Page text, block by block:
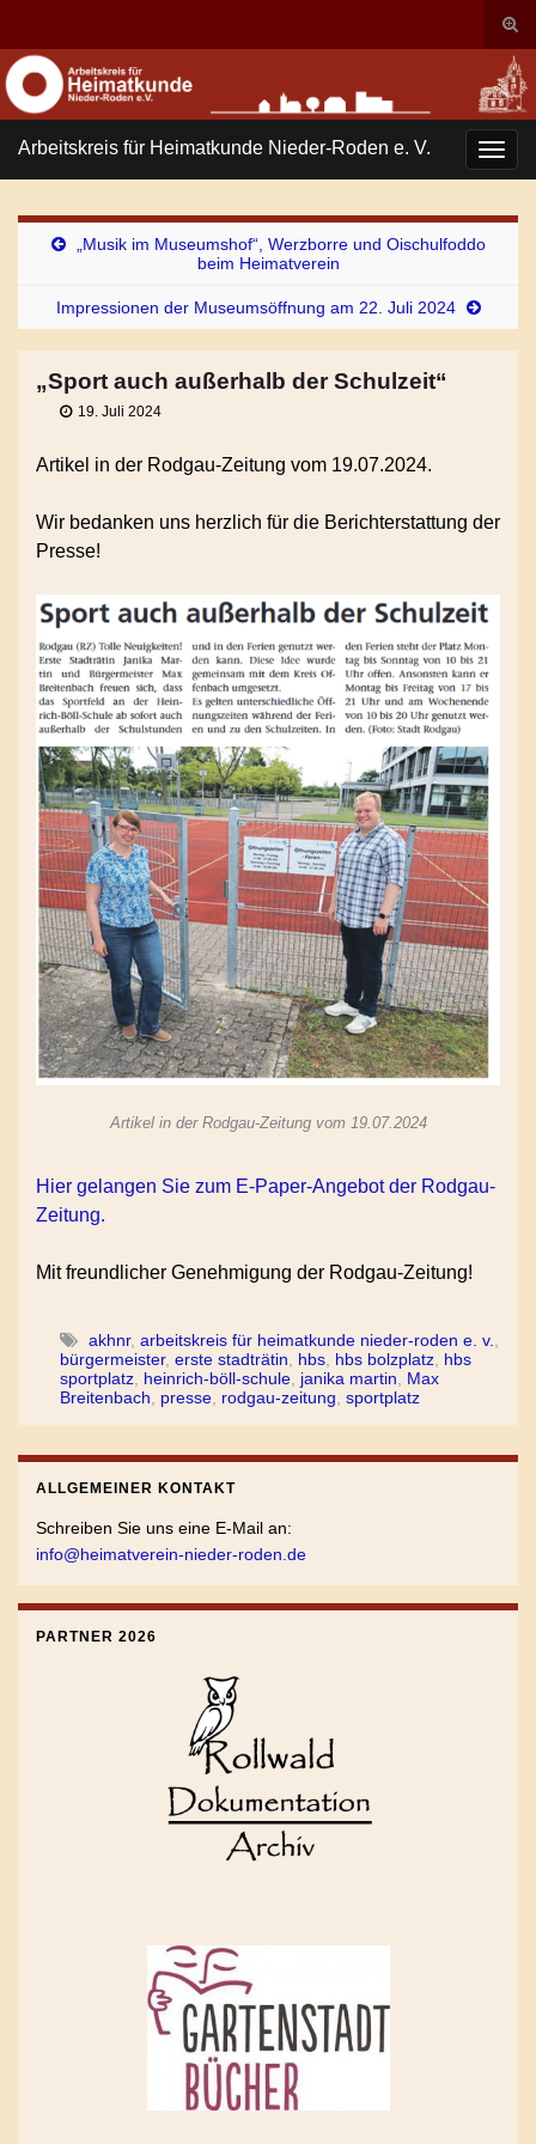
Search for:
Arbeitskreis für Heimatkunde Nieder-Roden e. V.
„Musik im Museumshof“, Werzborre und Oischulfoddo
beim Heimatverein
Impressionen der Museumsöffnung am 22. Juli 2024
„Sport auch außerhalb der Schulzeit“
19. Juli 2024
Artikel in der Rodgau-Zeitung vom 19.07.2024.
Wir bedanken uns herzlich für die Berichterstattung der
Presse!
Artikel in der Rodgau-Zeitung vom 19.07.2024
Hier gelangen Sie zum E-Paper-Angebot der Rodgau-
Zeitung.
Mit freundlicher Genehmigung der Rodgau-Zeitung!
akhnr, arbeitskreis für heimatkunde nieder-roden e. v.
bürgermeister, erste stadträtin hbs hbs bolzplatz hbs
sportplatz heinrich-böll-schule janika martin
Max
Breitenbach
presse rodgau-zeitung sportplatz
ALLGEMEINER KONTAKT
Schreiben Sie uns eine E-Mail an:
info@heimatverein-nieder-roden.de
PARTNER 2026